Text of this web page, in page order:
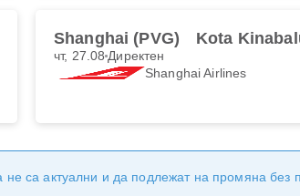
Shanghai (PVG) Kota
чт, 27.08 Директен
Shanghai Airlines
са актуални и да подлежат на промяна без